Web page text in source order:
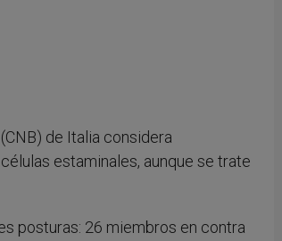
de Italia considera
estaminales, aunque se trate
posturas: 26 miembros en contra